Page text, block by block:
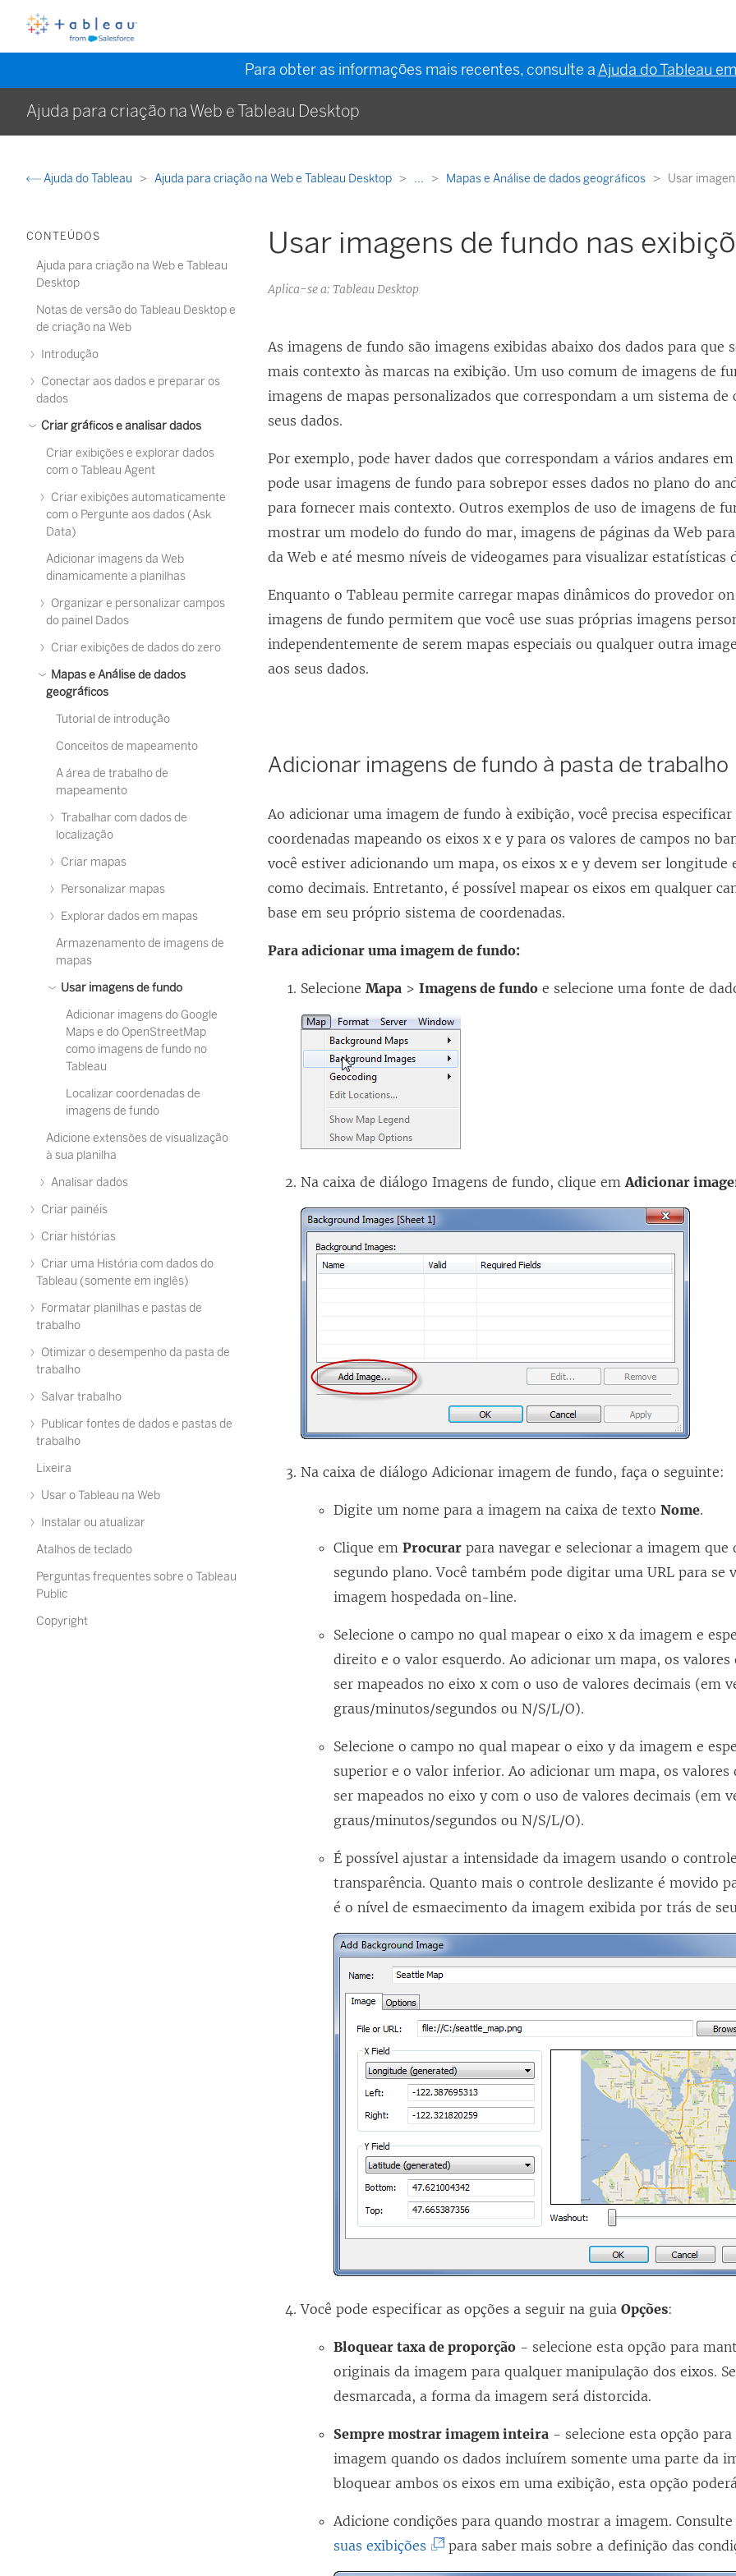
Para obter as informações mais recentes, consulte aAjuda do Tableau
Ajuda para criação na Web e Tableau Desktop
Ajuda do Tableau Ajuda para criação na Web e Tableau Desktop ... Mapas e Análise de dados geográficos Usar
CONTEÚDOS
Ajuda para criação na Web e Tableau
Desktop
Notas de versão do Tableau Desktop e
de criação na Web
Introdução
Conectar aos dados e preparar os
dados
Criar gráficos e analisar dados
Criar exibições e explorar dados
com o Tableau Agent
Criar exibições automaticamente
com o Pergunte aos dados (Ask
Data)
Adicionar imagens da Web
dinamicamente a planilhas
Organizar e personalizar campos
do painel Dados
Criar exibições de dados do zero
Mapas e Análise de dados
geográficos
Tutorial de introdução
Conceitos de mapeamento
A área de trabalho de
mapeamento
Trabalhar com dados de
localização
Criar mapas
Personalizar mapas
Explorar dados em mapas
Armazenamento de imagens de
mapas
Usar imagens de fundo
Adicionar imagens do Google
Maps e do OpenStreetMap
como imagens de fundo no
Tableau
Localizar coordenadas de
imagens de fundo
Adicione extensões de visualização
à sua planilha
Analisar dados
Criar painéis
Criar histórias
Criar uma História com dados do
Tableau (somente em inglês)
Formatar planilhas e pastas de
trabalho
Otimizar o desempenho da pasta de
trabalho
Salvar trabalho
Publicar fontes de dados e pastas de
trabalho
Lixeira
Usar o Tableau na Web
Instalar ou atualizar
Atalhos de teclado
Perguntas frequentes sobre o Tableau
Public
Copyright
Usar imagens de fundo nas
Aplica-se a: Tableau Desktop
As imagens de fundo são imagens exibidas abaixo dos dados para que
mais contexto às marcas na exibição. Um uso comum de imagens de
imagens de mapas personalizados que correspondam a um sistema de
seus dados.
Por exemplo, pode haver dados que correspondam a vários andares
pode usar imagens de fundo para sobrepor esses dados no plano do
para fornecer mais contexto. Outros exemplos de uso de imagens de
mostrar um modelo do fundo do mar, imagens de páginas da Web
da Web e até mesmo níveis de videogames para visualizar estatísticas
Enquanto o Tableau permite carregar mapas dinâmicos do provedor
imagens de fundo permitem que você use suas próprias imagens
independentemente de serem mapas especiais ou qualquer outra
aos seus dados.
Adicionar imagens de fundo à pasta de trabalho
Ao adicionar uma imagem de fundo à exibição, você precisa
coordenadas mapeando os eixos x e y para os valores de campos no
você estiver adicionando um mapa, os eixos x e y devem ser longitude
como decimais. Entretanto, é possível mapear os eixos em qualquer
base em seu próprio sistema de coordenadas.
Para adicionar uma imagem de fundo:
SelecioneMapa >Imagens de fundo e selecione uma fonte de
Na caixa de diálogo Imagens de fundo, clique emAdicionar
Na caixa de diálogo Adicionar imagem de fundo, faça o seguinte:
Digite um nome para a imagem na caixa de textoNome.
Clique emProcurar para navegar e selecionar a imagem que
segundo plano. Você também pode digitar uma URL para se
imagem hospedada on-line.
Selecione o campo no qual mapear o eixo x da imagem e
direito e o valor esquerdo. Ao adicionar um mapa, os
ser mapeados no eixo x com o uso de valores decimais (em
graus/minutos/segundos ou N/S/L/O).
Selecione o campo no qual mapear o eixo y da imagem e
superior e o valor inferior. Ao adicionar um mapa, os
ser mapeados no eixo y com o uso de valores decimais (em
graus/minutos/segundos ou N/S/L/O).
É possível ajustar a intensidade da imagem usando o
transparência. Quanto mais o controle deslizante é movido
é o nível de esmaecimento da imagem exibida por trás de
Você pode especificar as opções a seguir na guiaOpções:
Bloquear taxa de proporção - selecione esta opção para
originais da imagem para qualquer manipulação dos eixos.
desmarcada, a forma da imagem será distorcida.
Sempre mostrar imagem inteira - selecione esta opção
imagem quando os dados incluírem somente uma parte da
bloquear ambos os eixos em uma exibição, esta opção
Adicione condições para quando mostrar a imagem.
suas exibições (
O
para saber mais sobre a definição das